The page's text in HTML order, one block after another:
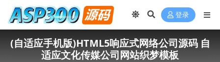
登录
(自适应手机版)HTML5响应式网络公司源码 自
适应文化传媒公司网站织梦模板